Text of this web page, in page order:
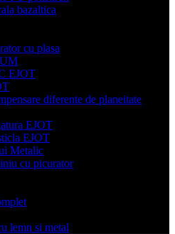
bazaltica
cu plasa
EJOT
diferente de planeitate
EJOT
EJOT
Metalic
cu picurator
lemn si metal